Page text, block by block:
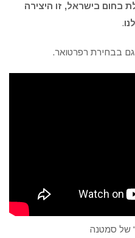
בחום בישראל, זו היצירה
.
גם בבחירת רפרטואר.
של סמטנה